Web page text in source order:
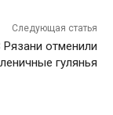
Следующая статья
Рязани отменили
гулянья